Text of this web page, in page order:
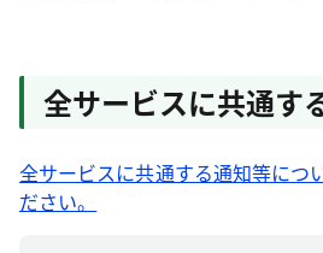
全サービスに共通す
全サービスに共通する通知等につ
ださい。